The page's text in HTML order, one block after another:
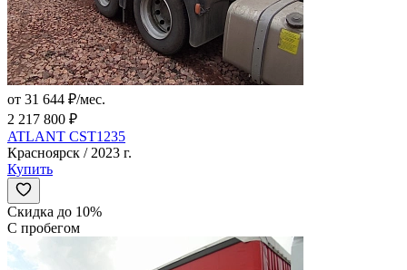
от 31 644 ₽/мес.
2 217 800 ₽
ATLANT CST1235
Красноярск / 2023 г.
Купить
Скидка до 10%
С пробегом